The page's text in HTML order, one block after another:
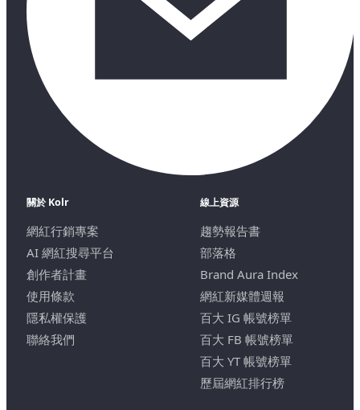
關於 Kolr
網紅行銷專案
AI 網紅搜尋平台
創作者計畫
使用條款
隱私權保護
聯絡我們
線上資源
趨勢報告書
部落格
Brand Aura Index
網紅新媒體週報
百大 IG 帳號榜單
百大 FB 帳號榜單
百大 YT 帳號榜單
歷屆網紅排行榜